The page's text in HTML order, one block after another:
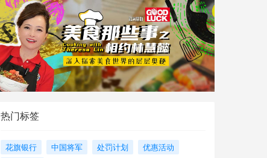
热门标签
花旗银行 中国将军 处罚计划
优惠活动